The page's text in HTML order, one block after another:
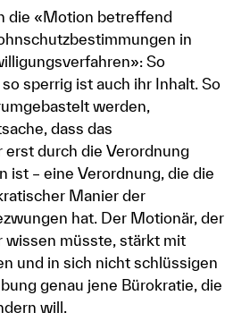
die «Motion betreffend
in
So
sperrig ist auch ihr Inhalt. So
werden,
dass das
durch die Verordnung
ist – eine Verordnung, die die
Manier der
hat. Der Motionär, der
wissen müsste, stärkt mit
und in sich nicht schlüssigen
genau jene Bürokratie, die
will.